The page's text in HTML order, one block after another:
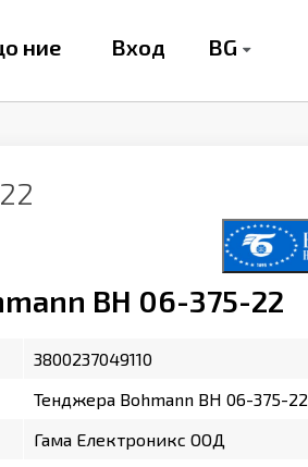
ние Вход BG
BH 06-375-22
3800237049110
Тенджера Bohmann BH 06-375-22
Гама Електроникс ООД